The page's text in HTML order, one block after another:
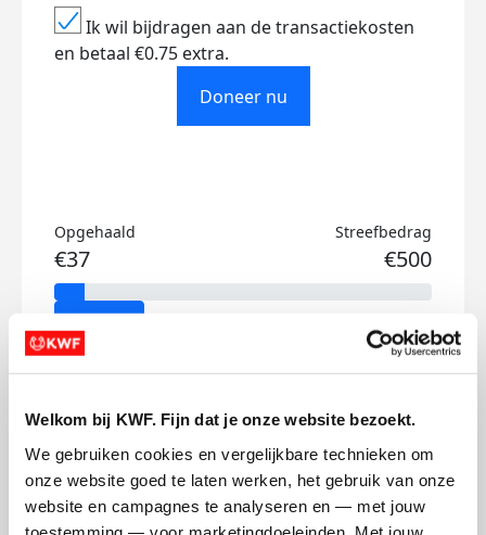
Welkom bij KWF. Fijn dat je onze website bezoekt.
We gebruiken cookies en vergelijkbare technieken om
onze website goed te laten werken, het gebruik van onze
website en campagnes te analyseren en — met jouw
Ik wil bijdragen aan de transactiekosten
en betaal €0.75 extra.
Doneer nu
Opgehaald
€37
Streefbedrag
€500
Doneer